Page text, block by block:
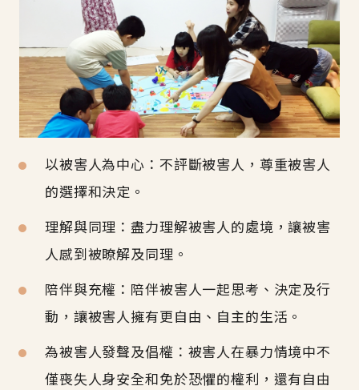
以被害人為中心：不評斷被害人，尊重被害人
的選擇和決定。
理解與同理：盡力理解被害人的處境，讓被害
人感到被瞭解及同理。
陪伴與充權：陪伴被害人一起思考、決定及行
動，讓被害人擁有更自由、自主的生活。
為被害人發聲及倡權：被害人在暴力情境中不
僅喪失人身安全和免於恐懼的權利，還有自由